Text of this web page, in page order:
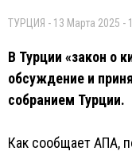
ТУРЦИЯ - 13 Марта 2025 -
В Турции «закон о
обсуждение и
собранием Турции.
Как сообщает АПА,